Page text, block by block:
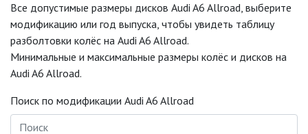
Все допустимые размеры дисков Audi A6 Allroad, выберите
модификацию или год выпуска, чтобы увидеть таблицу
разболтовки колёс на Audi A6 Allroad.
Минимальные и максимальные размеры колёс и дисков на
Audi A6 Allroad.
Поиск по модификации Audi A6 Allroad